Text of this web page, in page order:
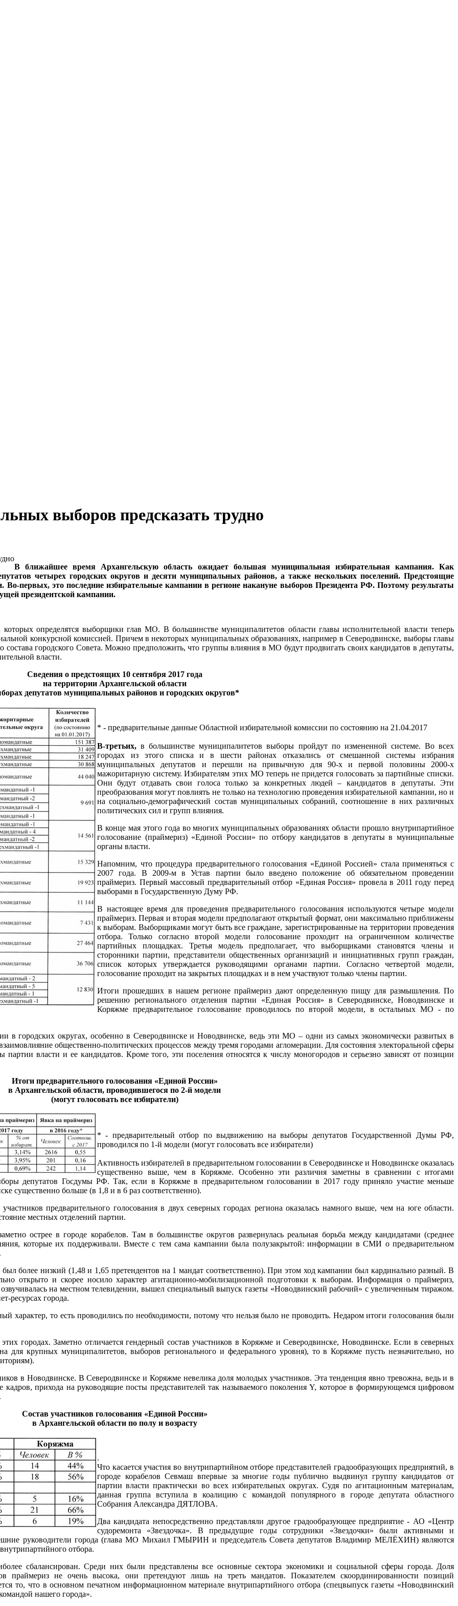
выборов предсказать трудно
В ближайшее время Архангельскую область ожидает большая муниципальная избирательная кампания. Как
четырех городских округов и десяти муниципальных районов, а также нескольких поселений. Предстоящие
первых, это последние избирательные кампании в регионе накануне выборов Президента РФ. Поэтому результаты
президентской кампании.
определятся выборщики глав МО. В большинстве муниципалитетов области главы исполнительной власти теперь
конкурсной комиссией. Причем в некоторых муниципальных образованиях, например в Северодвинске, выборы главы
состава городского Совета. Можно предположить, что группы влияния в МО будут продвигать своих кандидатов в депутаты,
власти.
Сведения о предстоящих 10 сентября 2017 года
на территории Архангельской области
депутатов муниципальных районов и городских округов*
* - предварительные данные Областной избирательной комиссии по состоянию на 21.04.2017
В-третьих, в большинстве муниципалитетов выборы пройдут по измененной системе. Во всех
городах из этого списка и в шести районах отказались от смешанной системы избрания
муниципальных депутатов и перешли на привычную для 90-х и первой половины 2000-х
мажоритарную систему. Избирателям этих МО теперь не придется голосовать за партийные списки.
Они будут отдавать свои голоса только за конкретных людей – кандидатов в депутаты. Эти
преобразования могут повлиять не только на технологию проведения избирательной кампании, но и
на социально-демографический состав муниципальных собраний, соотношение в них различных
политических сил и групп влияния.
В конце мая этого года во многих муниципальных образованиях области прошло внутрипартийное
голосование (праймериз) «Единой России» по отбору кандидатов в депутаты в муниципальные
органы власти.
Напомним, что процедура предварительного голосования «Единой Россией» стала применяться с
2007 года. В 2009-м в Устав партии было введено положение об обязательном проведении
праймериз. Первый массовый предварительный отбор «Единая Россия» провела в 2011 году перед
выборами в Государственную Думу РФ.
В настоящее время для проведения предварительного голосования используются четыре модели
праймериз. Первая и вторая модели предполагают открытый формат, они максимально приближены
к выборам. Выборщиками могут быть все граждане, зарегистрированные на территории проведения
отбора. Только согласно второй модели голосование проходит на ограниченном количестве
партийных площадках. Третья модель предполагает, что выборщиками становятся члены и
сторонники партии, представители общественных организаций и инициативных групп граждан,
список которых утверждается руководящими органами партии. Согласно четвертой модели,
голосование проходит на закрытых площадках и в нем участвуют только члены партии.
Итоги прошедших в нашем регионе праймериз дают определенную пищу для размышления. По
решению регионального отделения партии «Единая Россия» в Северодвинске, Новодвинске и
Коряжме предварительное голосование проводилось по второй модели, в остальных МО - по
в городских округах, особенно в Северодвинске и Новодвинске, ведь эти МО – одни из самых экономически развитых в
общественно-политических процессов между тремя городами агломерации. Для состояния электоральной сферы
партии власти и ее кандидатов. Кроме того, эти поселения относятся к числу моногородов и серьезно зависят от позиции
Итоги предварительного голосования «Единой России»
в Архангельской области, проводившегося по 2-й модели
(могут голосовать все избиратели)
* - предварительный отбор по выдвижению на выборы депутатов Государственной Думы РФ,
проводился по 1-й модели (могут голосовать все избиратели)
Активность избирателей в предварительном голосовании в Северодвинске и Новодвинске оказалась
существенно выше, чем в Коряжме. Особенно эти различия заметны в сравнении с итогами
депутатов Госдумы РФ. Так, если в Коряжме в предварительном голосовании в 2017 году приняло участие меньше
существенно больше (в 1,8 и в 6 раз соответственно).
предварительного голосования в двух северных городах региона оказалась намного выше, чем на юге области.
местных отделений партии.
острее в городе корабелов. Там в большинстве округов развернулась реальная борьба между кандидатами (среднее
которые их поддерживали. Вместе с тем сама кампании была полузакрытой: информации в СМИ о предварительном
более низкий (1,48 и 1,65 претендентов на 1 мандат соответственно). При этом ход кампании был кардинально разный. В
открыто и скорее носило характер агитационно-мобилизационной подготовки к выборам. Информация о праймериз,
на местном телевидении, вышел специальный выпуск газеты «Новодвинский рабочий» с увеличенным тиражом.
ресурсах города.
то есть проводились по необходимости, потому что нельзя было не проводить. Недаром итоги голосования были
городах. Заметно отличается гендерный состав участников в Коряжме и Северодвинске, Новодвинске. Если в северных
для крупных муниципалитетов, выборов регионального и федерального уровня), то в Коряжме пусть незначительно, но
в Новодвинске. В Северодвинске и Коряжме невелика доля молодых участников. Эта тенденция явно тревожна, ведь и в
кадров, прихода на руководящие посты представителей так называемого поколения Y, которое в формирующемся цифровом
Состав участников голосования «Единой России»
в Архангельской области по полу и возрасту
.
Что касается участия во внутрипартийном отборе представителей градообразующих предприятий, в
городе корабелов Севмаш впервые за многие годы публично выдвинул группу кандидатов от
партии власти практически во всех избирательных округах. Судя по агитационным материалам,
данная группа вступила в коалицию с командой популярного в городе депутата областного
Собрания Александра ДЯТЛОВА.
Два кандидата непосредственно представляли другое градообразующее предприятие - АО «Центр
судоремонта «Звездочка». В предыдущие годы сотрудники «Звездочки» были активными и
руководители города (глава МО Михаил ГМЫРИН и председатель Совета депутатов Владимир МЕЛЁХИН) являются
отбора.
сбалансирован. Среди них были представлены все основные сектора экономики и социальной сферы города. Доля
праймериз не очень высока, они претендуют лишь на треть мандатов. Показателем скоординированности позиций
то, что в основном печатном информационном материале внутрипартийного отбора (спецвыпуск газеты «Новодвинский
нашего города».